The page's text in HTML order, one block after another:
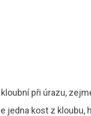
při úrazu,
jedna kost z kloubu,